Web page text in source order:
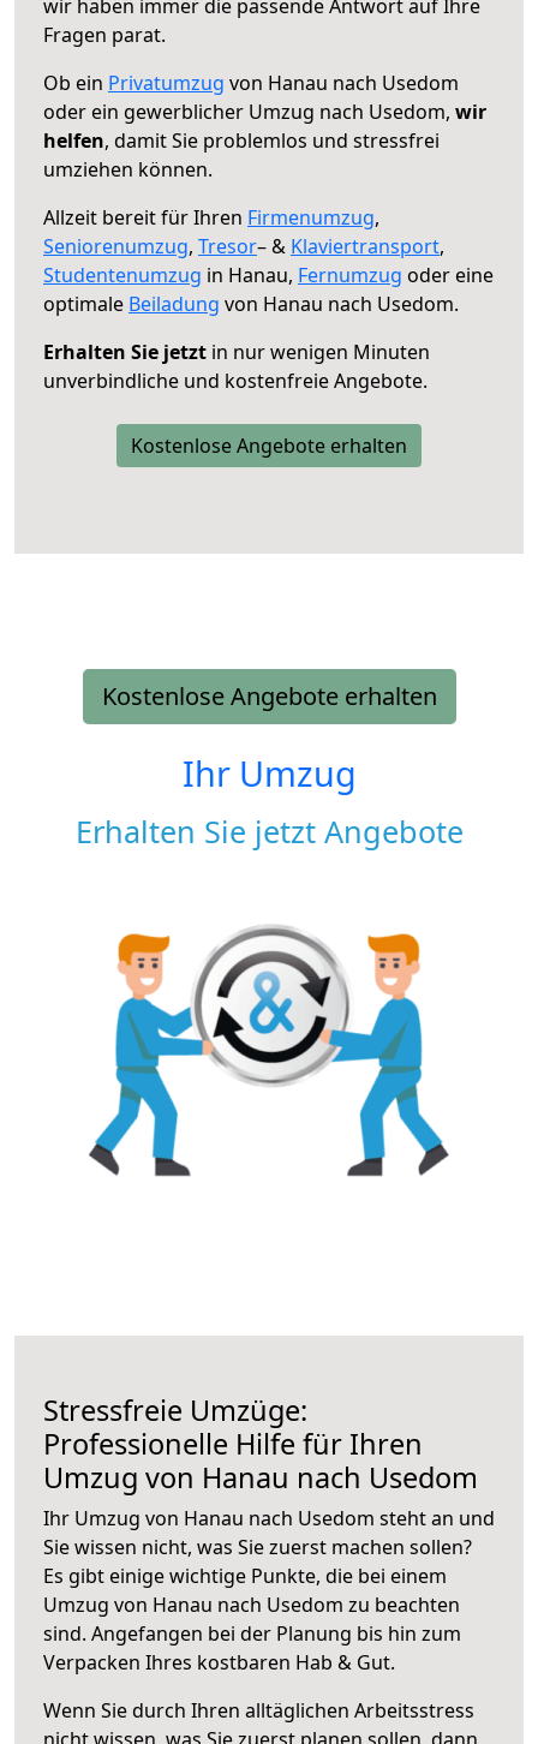
wir haben immer die passende Antwort auf Ihre
Fragen parat.
Ob ein Privatumzug von Hanau nach Usedom
oder ein gewerblicher Umzug nach Usedom, wir
helfen, damit Sie problemlos und stressfrei
umziehen können.
Allzeit bereit für Ihren Firmenumzug,
Seniorenumzug, Tresor– & Klaviertransport,
Studentenumzug in Hanau, Fernumzug oder eine
optimale Beiladung von Hanau nach Usedom.
Erhalten Sie jetzt in nur wenigen Minuten
unverbindliche und kostenfreie Angebote.
Kostenlose Angebote erhalten
Kostenlose Angebote erhalten
Ihr Umzug
Erhalten Sie jetzt Angebote
Stressfreie Umzüge:
Professionelle Hilfe für Ihren
Umzug von Hanau nach Usedom
Ihr Umzug von Hanau nach Usedom steht an und
Sie wissen nicht, was Sie zuerst machen sollen?
Es gibt einige wichtige Punkte, die bei einem
Umzug von Hanau nach Usedom zu beachten
sind. Angefangen bei der Planung bis hin zum
Verpacken Ihres kostbaren Hab & Gut.
Wenn Sie durch Ihren alltäglichen Arbeitsstress